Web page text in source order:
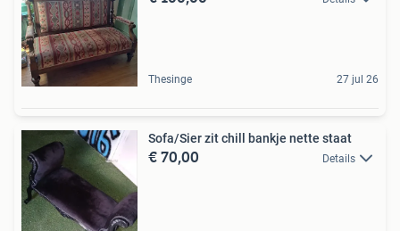
Thesinge 27 jul 26
Sofa/Sier zit chill bankje nette staat
€ 70,00 Details